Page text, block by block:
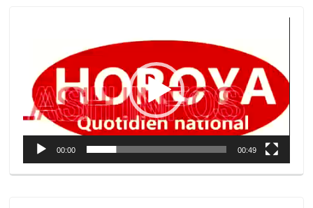
00:00 00:49